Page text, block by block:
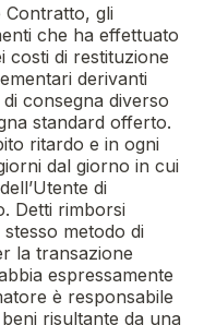
Contratto, gli
che ha effettuato
costi di restituzione
derivanti
consegna diverso
standard offerto.
ritardo e in ogni
dal giorno in cui
di
Detti rimborsi
metodo di
la transazione
espressamente
è responsabile
risultante da una